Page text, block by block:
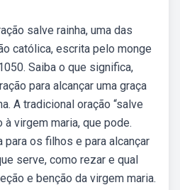
salve rainha, uma das
católica, escrita pelo monge
Saiba o que significa,
para alcançar uma graça
A tradicional oração “salve
à virgem maria, que pode.
para os filhos e para alcançar
serve, como rezar e qual
e benção da virgem maria.